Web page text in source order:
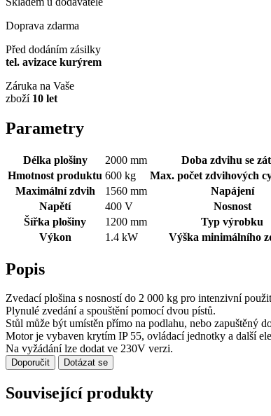
Doprava zdarma
Před dodáním zásilky
tel. avizace kurýrem
Záruka na Vaše
zboží 10 let
Parametry
Délka plošiny 2000 mm Doba zdvihu se
Hmotnost produktu 600 kg Max. počet zdvihových
Maximální zdvih
1560 mm Napájení
Napětí
400 V Nosnost
Šířka plošiny
1200 mm Typ výrobku
Výkon
1.4 kW Výška minimálního
Popis
Zvedací plošina s nosností do 2 000 kg pro intenzivní
Plynulé zvedání a spouštění pomocí dvou pístů.
Stůl může být umístěn přímo na podlahu, nebo zapuštěný
Motor je vybaven krytím IP 55, ovládací jednotky a další
Na vyžádání lze dodat ve 230V verzi.
Doporučit Dotázat se
Související produkty